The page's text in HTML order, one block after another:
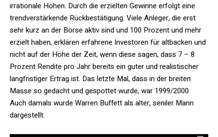
irrationale Höhen. Durch die erzielten Gewinne erfolgt eine
trendverstärkende Rückbestätigung. Viele Anleger, die erst
sehr kurz an der Börse aktiv sind und 100 Prozent und mehr
erzielt haben, erklären erfahrene Investoren für altbacken und
nicht auf der Höhe der Zeit, wenn diese sagen, dass 7 – 8
Prozent Rendite pro Jahr bereits ein guter und realistischer
langfristiger Ertrag ist. Das letzte Mal, dass in der breiten
Masse so gedacht und gespottet wurde, war 1999/2000.
Auch damals wurde Warren Buffett als alter, seniler Mann
dargestellt.